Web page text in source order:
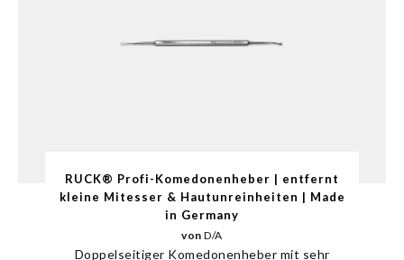
RUCK® Profi-Komedonenheber | entfernt
kleine Mitesser & Hautunreinheiten | Made
in Germany
vonD/A
Doppelseitiger Komedonenheber mit sehr